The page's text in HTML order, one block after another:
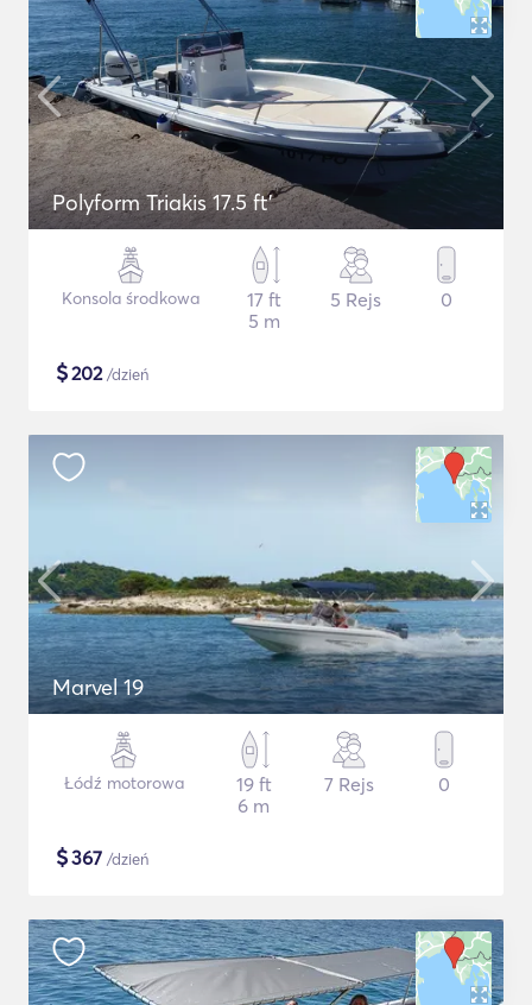
Polyform Triakis 17.5 ft'
Konsola środkowa
17 ft
5 m
5 Rejs 0
$202/dzień
Marvel 19
Łódź motorowa
19 ft
6 m
7 Rejs 0
$367 /dzień